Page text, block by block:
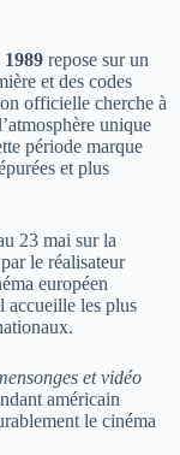
repose sur un
et des codes
officielle cherche à
unique
période marque
et plus
23 mai sur la
le réalisateur
européen
accueille les plus
et vidéo
américain
le cinéma